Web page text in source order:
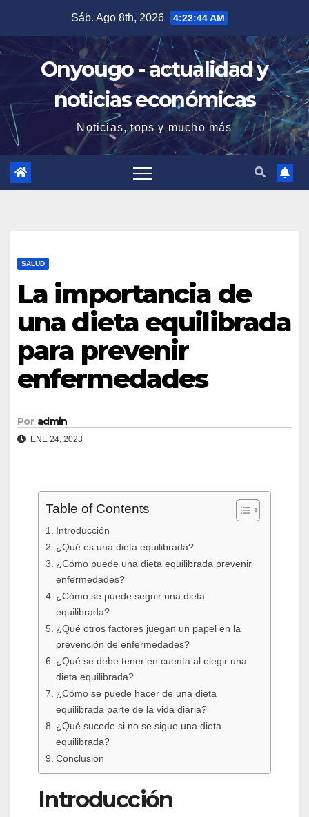
contenido
Sáb. Ago 8th, 2026 4:22:45 AM
Onyougo - actualidad y
noticias económicas
Noticias, tops y mucho más
SALUD
La importancia de
una dieta equilibrada
para prevenir
enfermedades
Por admin
ENE 24, 2023
Table of Contents
Introducción
¿Qué es una dieta equilibrada?
¿Cómo puede una dieta equilibrada prevenir
enfermedades?
¿Cómo se puede seguir una dieta
equilibrada?
¿Qué otros factores juegan un papel en la
prevención de enfermedades?
¿Qué se debe tener en cuenta al elegir una
dieta equilibrada?
¿Cómo se puede hacer de una dieta
equilibrada parte de la vida diaria?
¿Qué sucede si no se sigue una dieta
equilibrada?
Conclusion
Introducción